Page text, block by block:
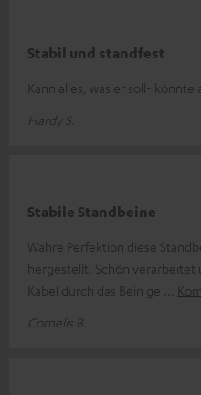
Stabil und standfest
Kann alles, was er soll-
Hardy S.
Stabile Standbeine
Wahre Perfektion diese
hergestellt. Schön verarbeitet
Kabel durch das Bein ge
Cornelis B.